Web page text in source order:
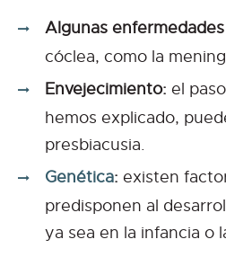
Algunas enfermedades
cóclea, como la
Envejecimiento: el
hemos explicado,
presbiacusia.
Genética: existen
predisponen al
ya sea en la infancia o